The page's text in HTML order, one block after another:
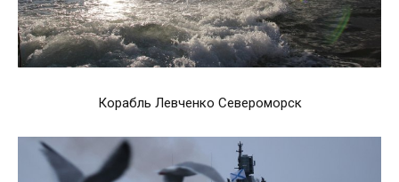
Корабль Левченко Североморск